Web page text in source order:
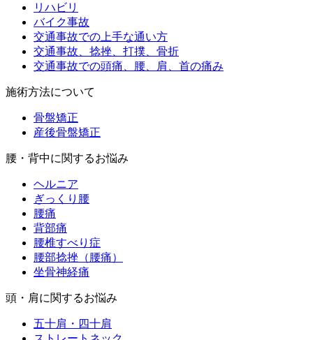
リハビリ
バイク事故
交通事故での上手な通い方
交通事故、捻挫、打撲、骨折
交通事故での頭痛、腰、肩、首の痛み
施術方法について
骨盤矯正
産後骨盤矯正
腰・背中に関するお悩み
ヘルニア
ぎっくり腰
腰痛
背部痛
腰椎すべり症
腰部捻挫（腰痛）
坐骨神経痛
頭・肩に関するお悩み
五十肩・四十肩